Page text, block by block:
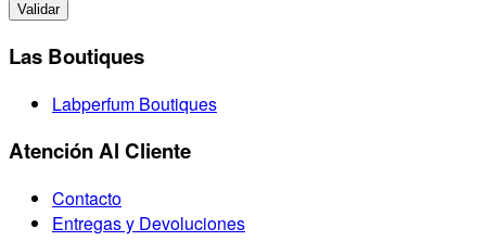
Validar
Las Boutiques
Labperfum Boutiques
Atención Al Cliente
Contacto
Entregas y Devoluciones